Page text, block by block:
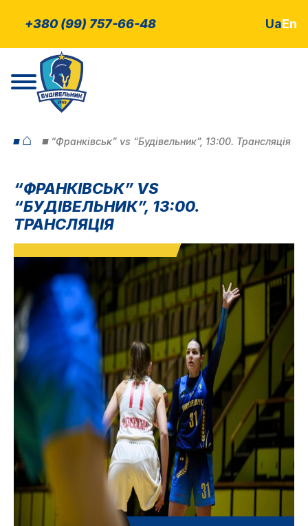
+380 (99) 757-66-48 UaEn
⌂ “Франківськ” vs “Будівельник”, 13:00. Трансляція
“ФРАНКІВСЬК” VS
“БУДІВЕЛЬНИК”, 13:00.
ТРАНСЛЯЦІЯ